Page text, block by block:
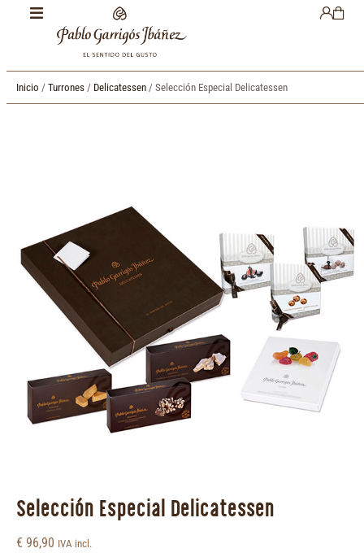
Inicio / Turrones / Delicatessen / Selección Especial Delicatessen
Selección Especial Delicatessen
€ 96,90 IVA incl.